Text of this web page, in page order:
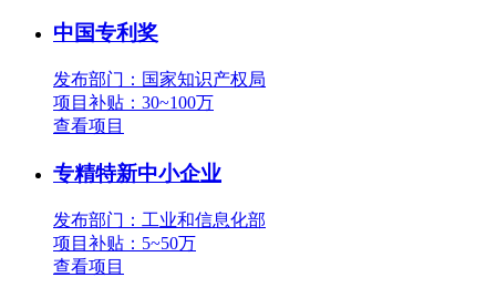
中国专利奖
发布部门：国家知识产权局
项目补贴： 30~100万
查看项目
专精特新中小企业
发布部门：工业和信息化部
项目补贴： 5~50万
查看项目